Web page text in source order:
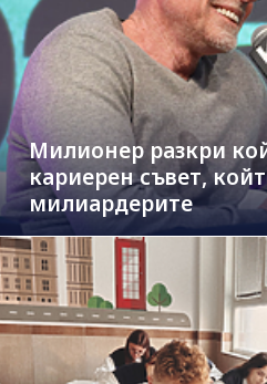
Милионер разкри
кариерен съвет,
милиардерите